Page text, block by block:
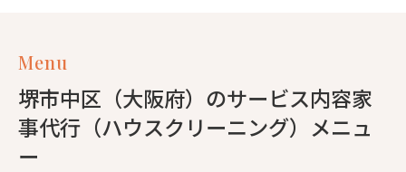
Menu
堺市中区（大阪府）のサービス内容家
事代行（ハウスクリーニング）メニュ
ー